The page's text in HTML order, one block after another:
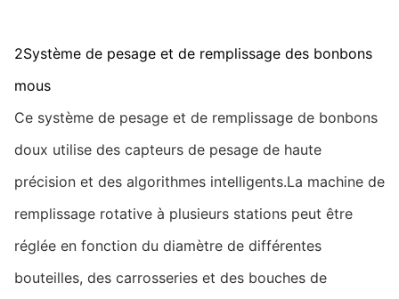
2Système de pesage et de remplissage des bonbons
mous
Ce système de pesage et de remplissage de bonbons
doux utilise des capteurs de pesage de haute
précision et des algorithmes intelligents.La machine de
remplissage rotative à plusieurs stations peut être
réglée en fonction du diamètre de différentes
bouteilles, des carrosseries et des bouches de